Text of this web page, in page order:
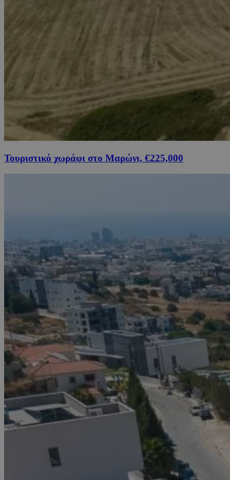
Τουριστικό χωράφι στο Μαρώνι, €225,000